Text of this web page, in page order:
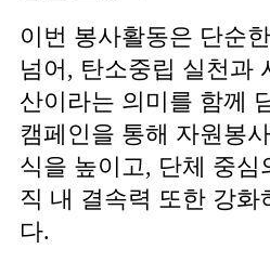
이번 봉사활동은 단순
넘어, 탄소중립 실천과
산이라는 의미를 함께
캠페인을 통해 자원봉
식을 높이고, 단체 중심
직 내 결속력 또한 강화
다.